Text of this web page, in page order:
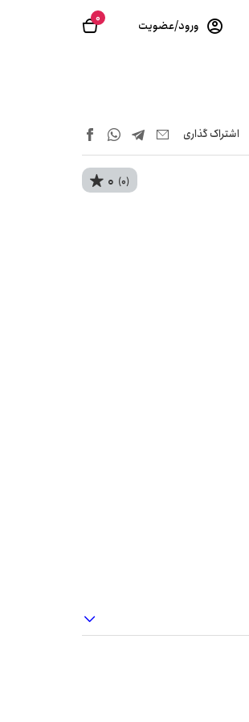
0 ورود/عضویت
اشتراک‌ گذاری
0 (0)